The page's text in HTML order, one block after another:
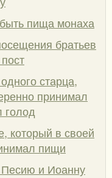
пища монаха
братьев
старца,
принимал
голод
который в своей
пищи
и Иоанну